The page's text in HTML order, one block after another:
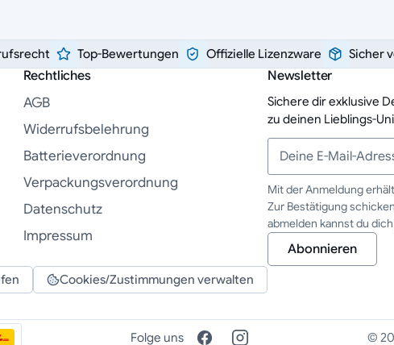
Top-Bewertungen Offizielle Lizenzware Sicher
Rechtliches
AGB
Widerrufsbelehrung
Batterieverordnung
Verpackungsverordnung
Datenschutz
Impressum
Newsletter
Sichere dir exklusive
zu deinen Lieblings-
Deine E-Mail-Adresse
Mit der Anmeldung
Zur Bestätigung
abmelden kannst du
Abonnieren
Cookies/Zustimmungen verwalten
Folge uns ©